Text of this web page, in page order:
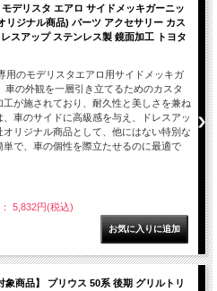
デリスタ エアロ サイドメッキガーニッ
リジナル商品) パーツ アクセサリー カス
スアップ ステンレス製 鏡面加工 トヨタ
用のモデリスタエアロ用サイドメッキガ
車の外観を一層引き立てるためのカスタ
が施されており、耐久性と美しさを兼ね
車のサイドに高級感を与え、ドレスアッ
リジナル商品として、他にはない特別な
で、車の個性を際立たせるのに最適で
5,832円(税込)
象商品】 プリウス 50系 後期 グリルトリ